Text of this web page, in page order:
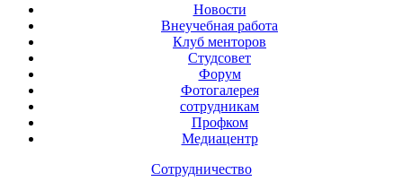
Новости
Внеучебная работа
Клуб менторов
Студсовет
Форум
Фотогалерея
сотрудникам
Профком
Медиацентр
Сотрудничество